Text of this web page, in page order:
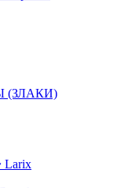
(ЗЛАКИ)
Larix